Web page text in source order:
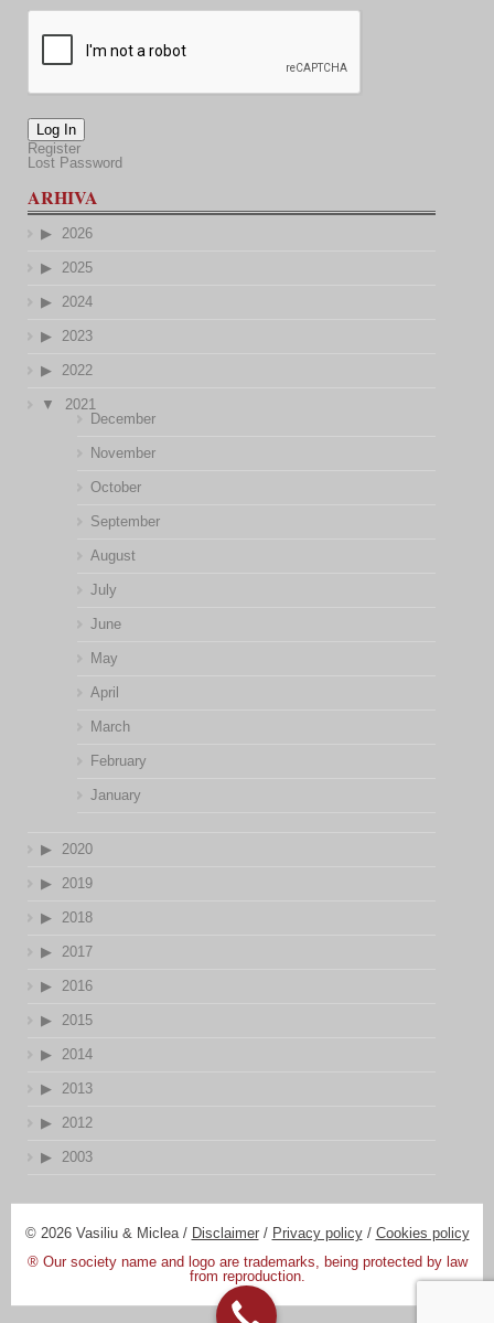
Log In
Register
Lost Password
ARHIVA
2026
2025
2024
2023
2022
2021
December
November
October
September
August
July
June
May
April
March
February
January
2020
2019
2018
2017
2016
2015
2014
2013
2012
2003
© 2026 Vasiliu & Miclea / Disclaimer/ Privacy policy/ Cookies policy
® Our society name and logo are trademarks, being protected by law
from reproduction.